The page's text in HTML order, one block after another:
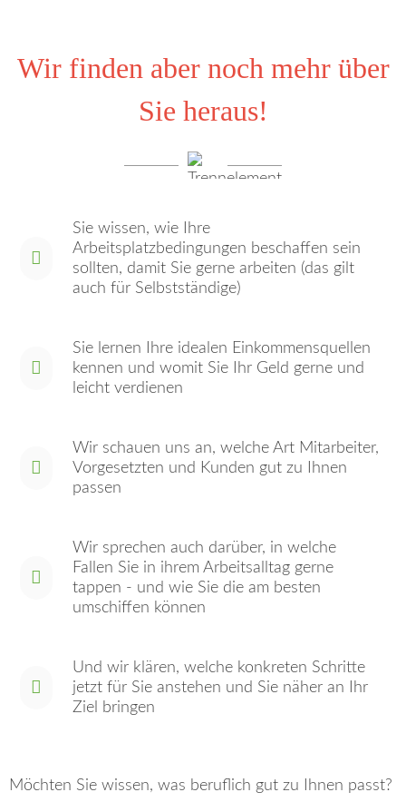
Wir finden aber noch mehr über
Sie heraus!
Sie wissen, wie Ihre
Arbeitsplatzbedingungen beschaffen sein
sollten, damit Sie gerne arbeiten (das gilt
auch für Selbstständige)
Sie lernen Ihre idealen Einkommensquellen
kennen und womit Sie Ihr Geld gerne und
leicht verdienen
Wir schauen uns an, welche Art Mitarbeiter,
Vorgesetzten und Kunden gut zu Ihnen
passen
Wir sprechen auch darüber, in welche
Fallen Sie in ihrem Arbeitsalltag gerne
tappen - und wie Sie die am besten
umschiffen können
Und wir klären, welche konkreten Schritte
jetzt für Sie anstehen und Sie näher an Ihr
Ziel bringen
Möchten Sie wissen, was beruflich gut zu Ihnen passt?